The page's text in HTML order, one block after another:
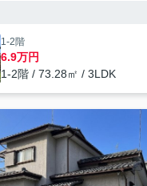
1-2階
6.9万円
1-2階 / 73.28㎡ / 3LDK